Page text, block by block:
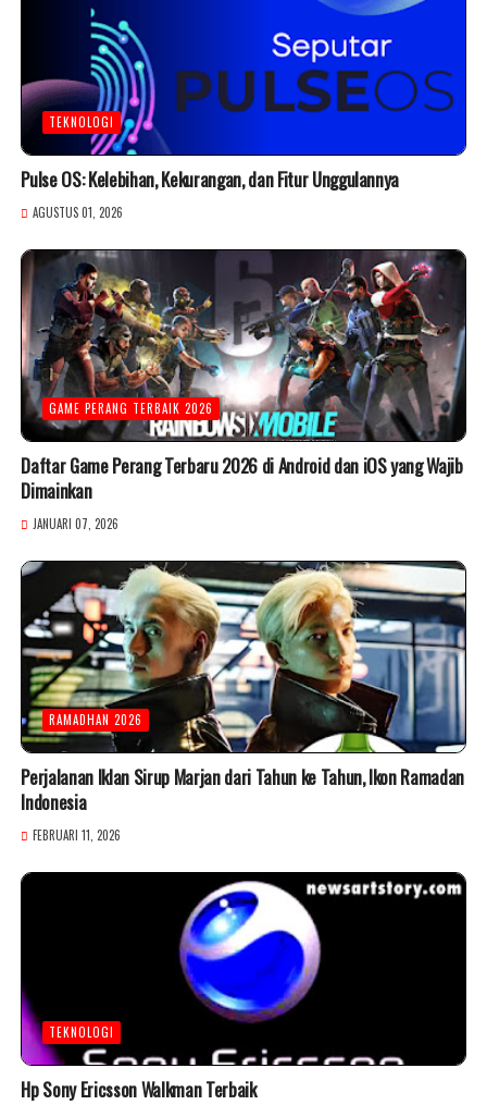
TEKNOLOGI
Pulse OS: Kelebihan, Kekurangan, dan Fitur Unggulannya
AGUSTUS 01, 2026
GAME PERANG TERBAIK 2026
Daftar Game Perang Terbaru 2026 di Android dan iOS yang Wajib
Dimainkan
JANUARI 07, 2026
RAMADHAN 2026
Perjalanan Iklan Sirup Marjan dari Tahun ke Tahun, Ikon Ramadan
Indonesia
FEBRUARI 11, 2026
TEKNOLOGI
Hp Sony Ericsson Walkman Terbaik